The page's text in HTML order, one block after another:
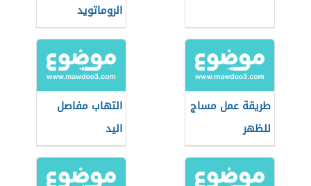
الروماتويد
طريقة عمل مساج
للظهر
التهاب مفاصل
اليد